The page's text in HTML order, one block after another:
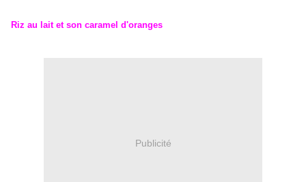
Riz au lait et son caramel d'oranges
Publicité